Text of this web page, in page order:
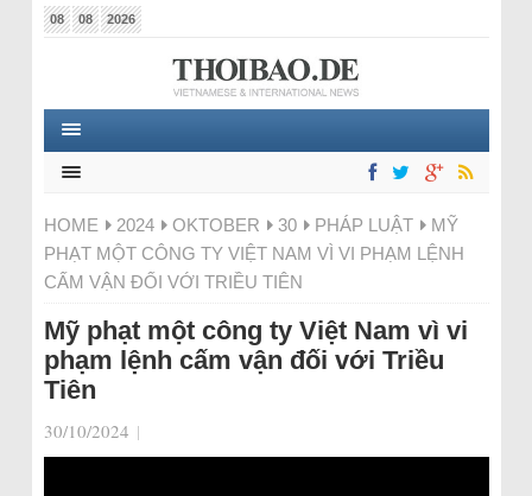
08 08 2026
HOME 2024 OKTOBER 30 PHÁP LUẬT
MỸ
PHẠT MỘT CÔNG TY VIỆT NAM VÌ VI PHẠM LỆNH
CẤM VẬN ĐỐI VỚI TRIỀU TIÊN
Mỹ phạt một công ty Việt Nam vì vi
phạm lệnh cấm vận đối với Triều
Tiên
30/10/2024 |